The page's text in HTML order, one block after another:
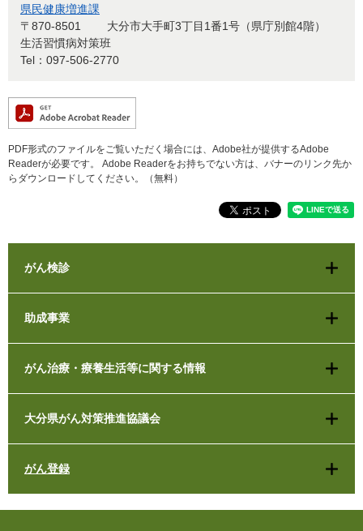
県民健康増進課
〒870-8501
大分市大手町3丁目1番1号（県庁別館4階）
生活習慣病対策班
Tel：097-506-2770
PDF形式のファイルをご覧いただく場合には、Adobe社が提供するAdobe
Readerが必要です。
Adobe Readerをお持ちでない方は、バナーのリンク先か
らダウンロードしてください。（無料）
がん検診
助成事業
がん治療・療養生活等に関する情報
大分県がん対策推進協議会
がん登録